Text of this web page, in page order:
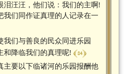
泪汪汪，他们说：我们的主啊!
我们同作证真理的人记录在一
我们与善良的民众同进乐园
和降临我们的真理呢! ﴾ 84 ﴿
主要以下临诸河的乐园报酬他